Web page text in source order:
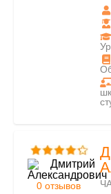
0 отзывов